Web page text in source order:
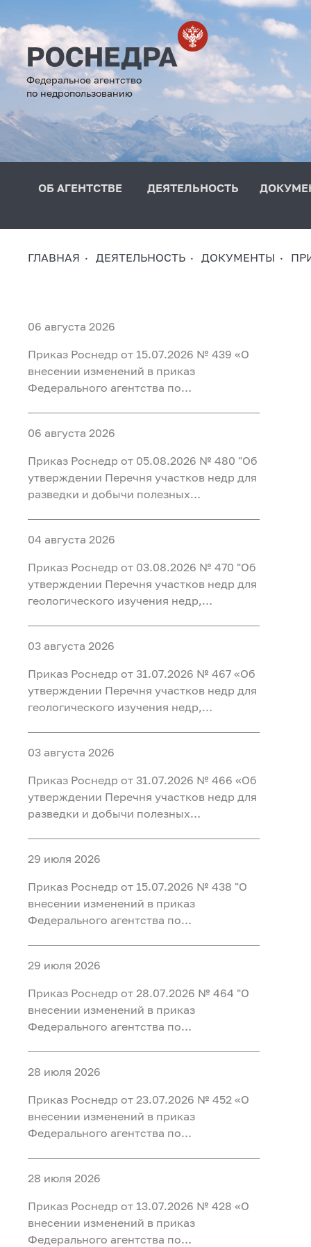
Федеральное агентство
по недропользованию
ОБ АГЕНТСТВЕ ДЕЯТЕЛЬНОСТЬ
ГЛАВНАЯ ДЕЯТЕЛЬНОСТЬ ДОКУМЕНТЫ
06 августа 2026
Приказ Роснедр от 15.07.2026 № 439 «О
внесении изменений в приказ
Федерального агентства по
недр для регионального геологического
изучения недр за счет средств
федерального бюджета, для
геологического изучения недр
осуществляемого за счет федерального
бюджета, на период до 2035 года»
06 августа 2026
Приказ Роснедр от 05.08.2026 № 480 "Об
утверждении Перечня участков недр для
разведки и добычи полезных
полезных ископаемых, осуществляемых
по совмещенной лицензии,
предлагаемых в 2026 г" (УВС, ПВ, ЛГ)
04 августа 2026
Приказ Роснедр от 03.08.2026 № 470 "Об
утверждении Перечня участков недр для
геологического изучения недр,
03 августа 2026
Приказ Роснедр от 31.07.2026 № 467 «Об
утверждении Перечня участков недр для
геологического изучения недр,
03 августа 2026
Приказ Роснедр от 31.07.2026 № 466 «Об
утверждении Перечня участков недр для
разведки и добычи полезных
полезных ископаемых, осуществляемых
по совмещенной лицензии,
предлагаемых в 2026 г.» (УВС, ПВ, ЛГ)
29 июля 2026
Приказ Роснедр от 15.07.2026 № 438 "О
внесении изменений в приказ
Федерального агентства по
для геологического изучения за счет
средств федерального бюджета до 2030
года"
29 июля 2026
Приказ Роснедр от 28.07.2026 № 464 "О
внесении изменений в приказ
Федерального агентства по
участков недр для геологического
изучения за счет средств федерального
бюджета до 2030 года"
28 июля 2026
Приказ Роснедр от 23.07.2026 № 452 «О
внесении изменений в приказ
Федерального агентства по
для разведки и добычи полезных
ископаемых, для геологического
изучения недр, разведки и добычи
полезных ископаемых, осуществляемых
28 июля 2026
Приказ Роснедр от 13.07.2026 № 428 «О
внесении изменений в приказ
Федерального агентства по